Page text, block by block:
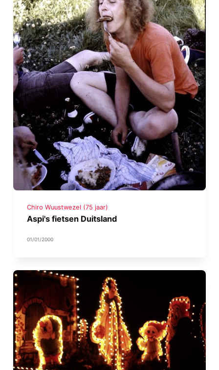
Chiro Wuustwezel (75 jaar)
Aspi's fietsen Duitsland
01/01/2000